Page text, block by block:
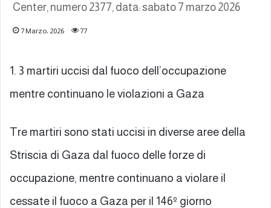
Center, numero 2377, data: sabato 7 marzo 2026
7 Marzo، 2026 77
1. 3 martiri uccisi dal fuoco dell’occupazione
mentre continuano le violazioni a Gaza
Tre martiri sono stati uccisi in diverse aree della
Striscia di Gaza dal fuoco delle forze di
occupazione, mentre continuano a violare il
cessate il fuoco a Gaza per il 146º giorno